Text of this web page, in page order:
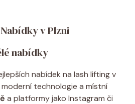
v Plzni
nabídky
nabídek na lash lifting v
technologie a místní
a platformy jako Instagram či